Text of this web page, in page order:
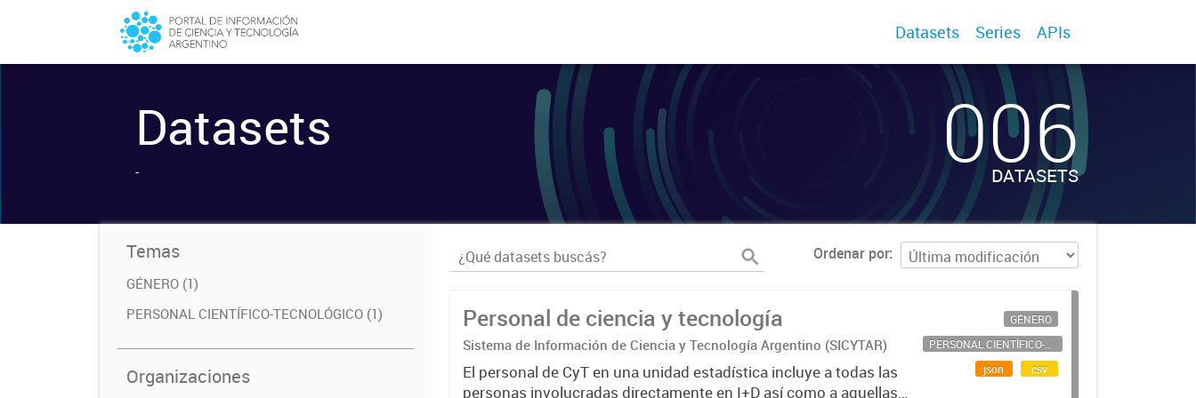
Datasets Series APIs
Datasets
- 006
DATASETS
Temas
GÉNERO (1)
PERSONAL CIENTÍFICO-TECNOLÓGICO (1)
Organizaciones
Ordenar por
Personal de ciencia y tecnología
Sistema de Información de Ciencia y Tecnología Argentino (SICYTAR)
El personal de CyT en una unidad estadística incluye a todas las
personas involucradas directamente en I+D así como a aquellas
GÉNERO
PERSONAL CIENTÍFICO-TECNOLÓGICO
json
csv